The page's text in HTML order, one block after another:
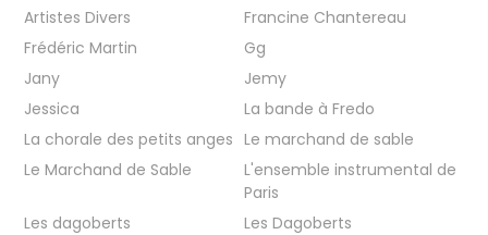
Artistes Divers
Francine Chantereau
Frédéric Martin
Gg
Jany
Jemy
Jessica
La bande à Fredo
La chorale des petits anges Le marchand de sable
Le Marchand de Sable
L'ensemble instrumental de
Paris
Les dagoberts
Les Dagoberts